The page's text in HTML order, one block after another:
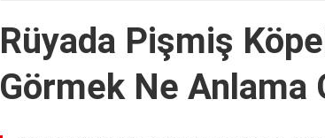
Rüyada Pişmiş
Görmek Ne Anlama